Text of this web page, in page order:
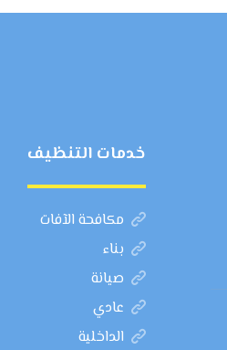
خدمات التنظيف
مكافحة الآفات
بناء
صيانة
عادي
الداخلية